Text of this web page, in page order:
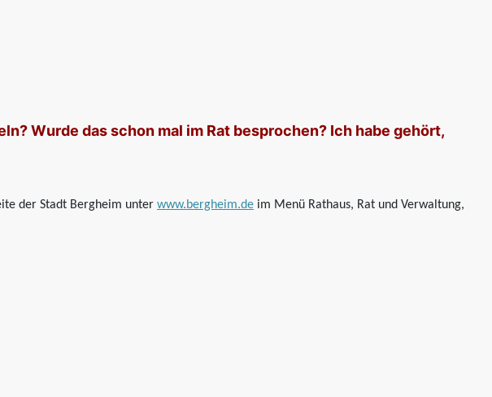
Wurde das schon mal im Rat besprochen? Ich habe gehört,
der Stadt Bergheim unter www.bergheim.de im Menü Rathaus, Rat und Verwaltung,